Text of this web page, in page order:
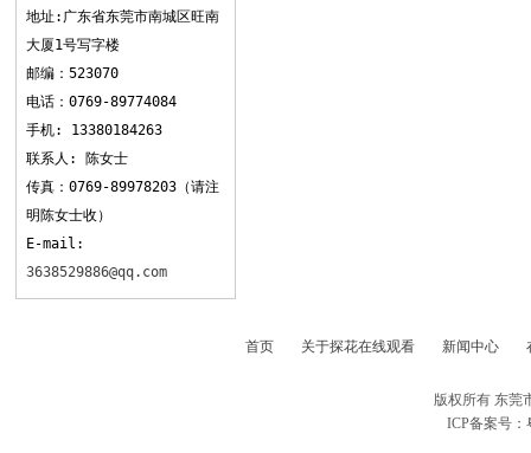
地址:广东省东莞市南城区旺南
大厦1号写字楼
邮编：523070
电话：0769-89774084
手机: 13380184263
联系人: 陈女士
传真：0769-89978203（请注
明陈女士收）
E-mail:
3638529886@qq.com
首页 关于探花在线观看 新闻中心
版权所有 东莞
ICP备案号：